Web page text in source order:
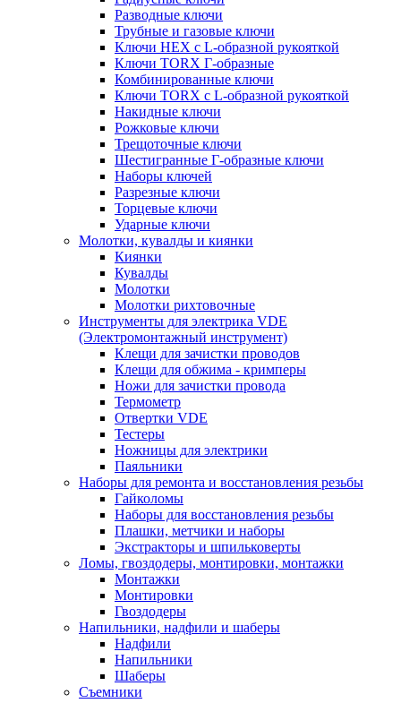
Разводные ключи
Трубные и газовые ключи
Ключи HEX с L-образной рукояткой
Ключи TORX Г-образные
Комбинированные ключи
Ключи TORX с L-образной рукояткой
Накидные ключи
Рожковые ключи
Трещоточные ключи
Шестигранные Г-образные ключи
Наборы ключей
Разрезные ключи
Торцевые ключи
Ударные ключи
Молотки, кувалды и киянки
Киянки
Кувалды
Молотки
Молотки рихтовочные
Инструменты для электрика VDE
(Электромонтажный инструмент)
Клещи для зачистки проводов
Клещи для обжима - кримперы
Ножи для зачистки провода
Термометр
Отвертки VDE
Тестеры
Ножницы для электрики
Паяльники
Наборы для ремонта и восстановления резьбы
Гайколомы
Наборы для восстановления резьбы
Плашки, метчики и наборы
Экстракторы и шпильковерты
Ломы, гвоздодеры, монтировки, монтажки
Монтажки
Монтировки
Гвоздодеры
Напильники, надфили и шаберы
Надфили
Напильники
Шаберы
Съемники